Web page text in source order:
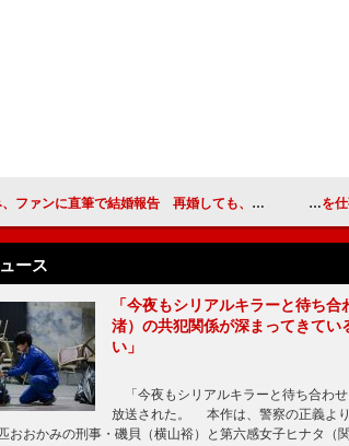
ァンに直筆で結婚報告 再婚しても、郷ひろみは変わらない 佐藤
ース
「今夜もシリアルキラーと待ち
渚）の共犯関係が深まってきてい
い」
「今夜もシリアルキラーと待ち合わ
放送された。 本作は、警察の正義よ
おおかみの刑事・磯貝（横山裕）と第六感女子ヒナタ（